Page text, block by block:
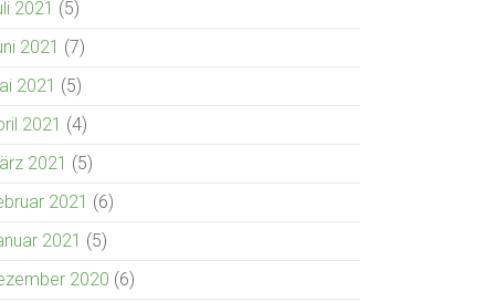
2021 (5)
2021 (7)
2021 (5)
2021 (4)
2021 (5)
2021 (6)
2021 (5)
2020 (6)